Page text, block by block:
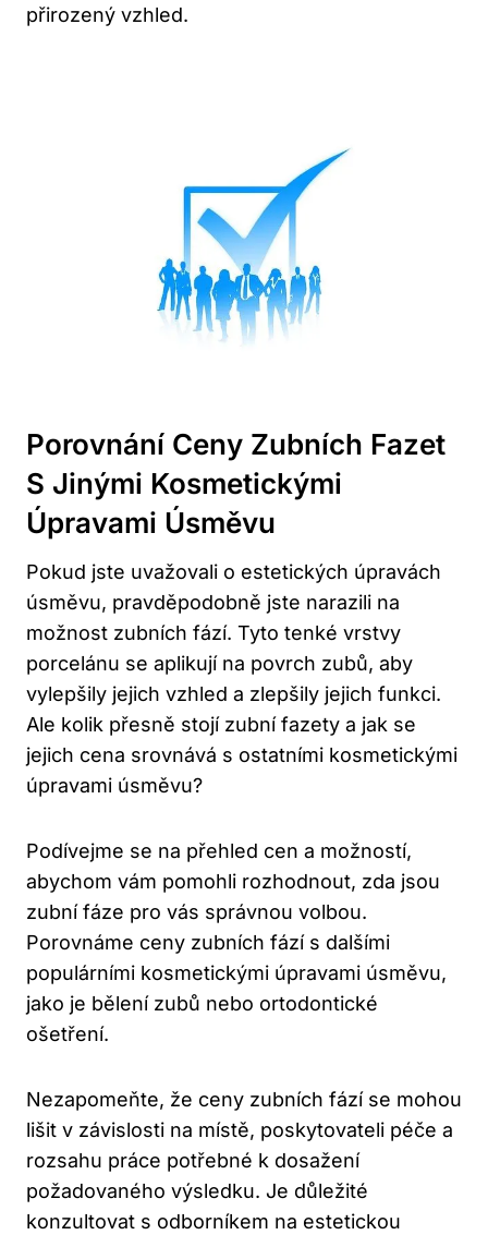
přirozený vzhled.
Porovnání Ceny Zubních Fazet
S Jinými Kosmetickými
Úpravami Úsměvu
Pokud jste uvažovali o estetických úpravách
úsměvu, pravděpodobně jste narazili na
možnost zubních fází. Tyto tenké vrstvy
porcelánu se aplikují na povrch zubů, aby
vylepšily jejich vzhled a zlepšily jejich funkci.
Ale kolik přesně stojí zubní fazety a jak se
jejich cena srovnává s ostatními kosmetickými
úpravami úsměvu?
Podívejme se na přehled cen a možností,
abychom vám pomohli rozhodnout, zda jsou
zubní fáze pro vás správnou volbou.
Porovnáme ceny zubních fází s dalšími
populárními kosmetickými úpravami úsměvu,
jako je bělení zubů nebo ortodontické
ošetření.
Nezapomeňte, že ceny zubních fází se mohou
lišit v závislosti na místě, poskytovateli péče a
rozsahu práce potřebné k dosažení
požadovaného výsledku. Je důležité
konzultovat s odborníkem na estetickou